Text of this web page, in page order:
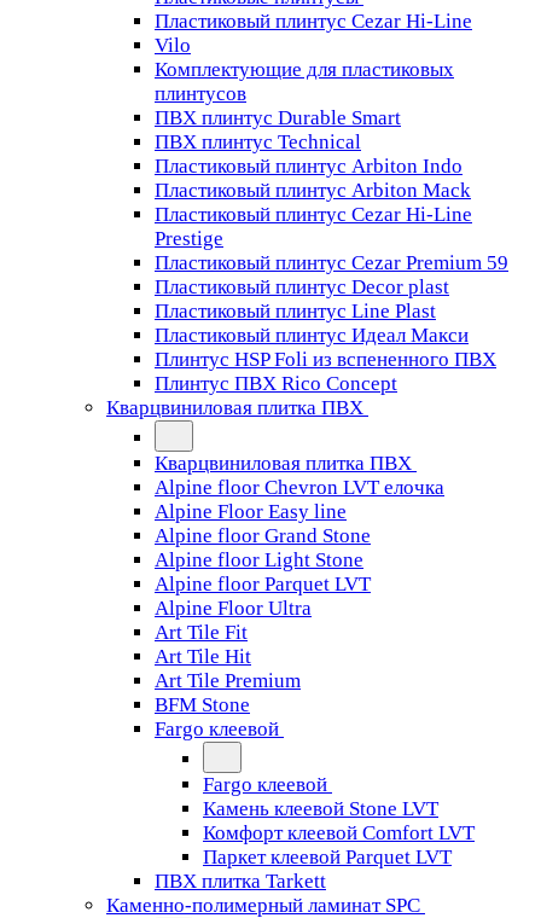
Пластиковый плинтус Cezar Hi-Line
Vilo
Комплектующие для пластиковых
плинтусов
ПВХ плинтус Durable Smart
ПВХ плинтус Technical
Пластиковый плинтус Arbiton Indo
Пластиковый плинтус Arbiton Mack
Пластиковый плинтус Cezar Hi-Line
Prestige
Пластиковый плинтус Cezar Premium 59
Пластиковый плинтус Decor plast
Пластиковый плинтус Line Plast
Пластиковый плинтус Идеал Макси
Плинтус HSP Foli из вспененного ПВХ
Плинтус ПВХ Rico Concept
Кварцвиниловая плитка ПВХ
Кварцвиниловая плитка ПВХ
Alpine floor Chevron LVT елочка
Alpine Floor Easy line
Alpine floor Grand Stone
Alpine floor Light Stone
Alpine floor Parquet LVT
Alpine Floor Ultra
Art Tile Fit
Art Tile Hit
Art Tile Premium
BFM Stone
Fargo клеевой
Fargo клеевой
Камень клеевой Stone LVT
Комфорт клеевой Comfort LVT
Паркет клеевой Parquet LVT
ПВХ плитка Tarkett
Каменно-полимерный ламинат SPC